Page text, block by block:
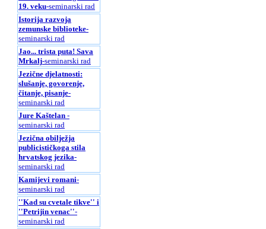
19. veku-seminarski rad
Istorija razvoja
zemunske biblioteke-
seminarski rad
Jao... trista puta! Sava
Mrkalj-seminarski rad
Jezične djelatnosti:
slušanje, govorenje,
čitanje, pisanje-
seminarski rad
Jure Kaštelan -
seminarski rad
Jezična obilježja
publicističkoga stila
hrvatskog jezika-
seminarski rad
Kamijevi romani-
seminarski rad
''Kad su cvetale tikve'' i
''Petrijin venac''-
seminarski rad